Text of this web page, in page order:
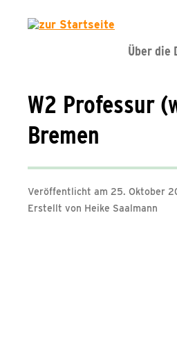
Über die
W2 Professur
Bremen
Veröffentlicht am 25. Oktober
Erstellt von Heike Saalmann